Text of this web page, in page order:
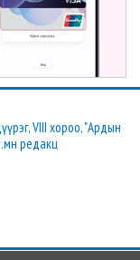
VIII хороо, "Ардын
редакц